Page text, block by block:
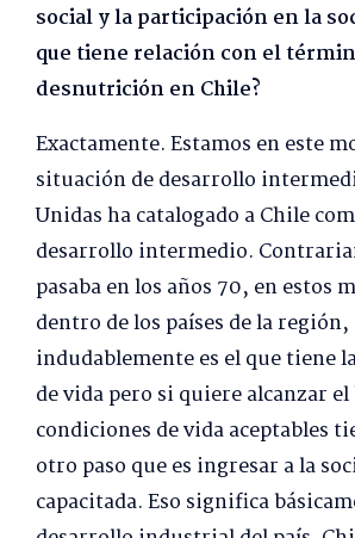
social y la participación en la
que tiene relación con el
desnutrición en Chile?
Exactamente. Estamos en este
situación de desarrollo
Unidas ha catalogado a Chile
desarrollo intermedio.
pasaba en los años 70, en estos
dentro de los países de la región,
indudablemente es el que tiene
de vida pero si quiere alcanzar
condiciones de vida aceptables
otro paso que es ingresar a la
capacitada. Eso significa